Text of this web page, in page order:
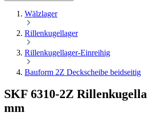
Wälzlager
Rillenkugellager
Rillenkugellager-Einreihig
Bauform 2Z Deckscheibe beidseitig
SKF 6310-2Z
mm